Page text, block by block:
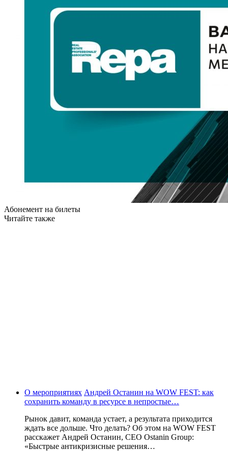
Абонемент на билеты
Читайте также
О мероприятиях Андрей Останин на WOW FEST: как
сохранить команду в ресурсе в непростые…
Рынок давит, команда устает, а результата приходится
ждать все дольше. Что делать? Об этом на WOW FEST
расскажет Андрей Останин, CEO Ostanin Group:
«Быстрые антикризисные решения…